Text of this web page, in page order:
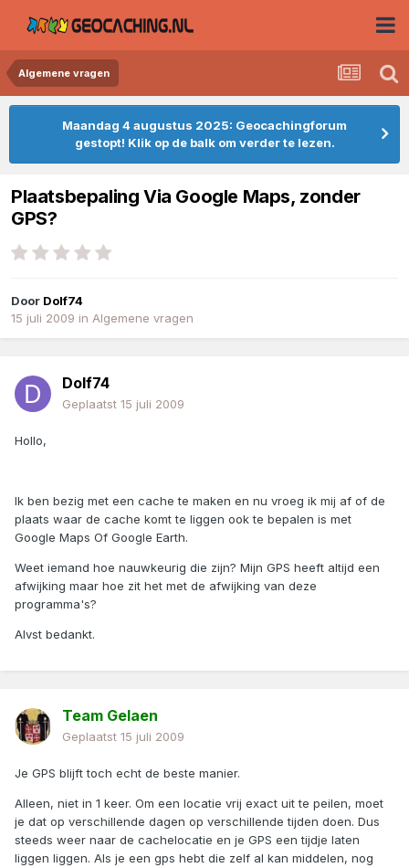
Algemene vragen
Maandag 4 augustus 2025: Geocachingforum
gestopt! Klik op de balk om verder te lezen.
Plaatsbepaling Via Google Maps, zonder
GPS?
Door Dolf74
15 juli 2009 in Algemene vragen
Dolf74
Geplaatst 15 juli 2009
Hollo,
Ik ben bezig met een cache te maken en nu vroeg ik mij af of de
plaats waar de cache komt te liggen ook te bepalen is met
Google Maps Of Google Earth.
Weet iemand hoe nauwkeurig die zijn? Mijn GPS heeft altijd een
afwijking maar hoe zit het met de afwijking van deze
programma's?
Alvst bedankt.
Team Gelaen
Geplaatst 15 juli 2009
Je GPS blijft toch echt de beste manier.
Alleen, niet in 1 keer. Om een locatie vrij exact uit te peilen, moet
je dat op verschillende dagen op verschillende tijden doen. Dus
steeds weer naar de cachelocatie en je GPS een tijdje laten
liggen liggen. Als je een gps hebt die zelf al kan middelen, nog